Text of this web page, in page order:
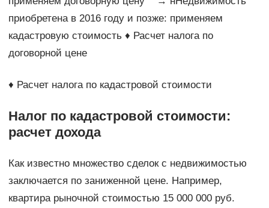
приобретена в 2016 году и позже: применяем
кадастровую стоимость ♦ Расчет налога по
договорной цене
♦ Расчет налога по кадастровой стоимости
Налог по кадастровой стоимости:
расчет дохода
Как известно множество сделок с недвижимостью
заключается по заниженной цене. Например,
квартира рыночной стоимостью 15 000 000 руб.